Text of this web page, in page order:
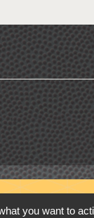
you want to